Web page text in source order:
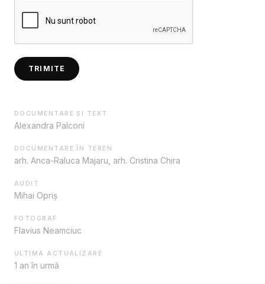
TRIMITE
DOCUMENTARE ȘI TEXT
Alexandra Palconi
DOCUMENTARE ÎN TEREN
arh. Anca-Raluca Majaru, arh. Cristina Chira
AUDIT
Mihai Opriș
FOTOGRAF
Flavius Neamciuc
ULTIMA ACTUALIZARE
1 an în urmă